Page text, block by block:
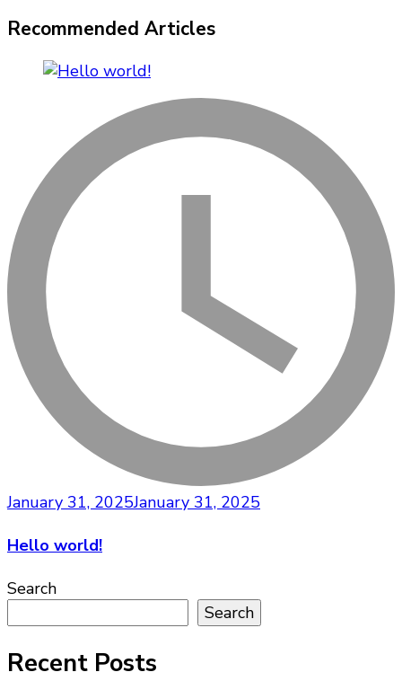
Recommended Articles
January 31, 2025January 31, 2025
Hello world!
Search
Search
Recent Posts